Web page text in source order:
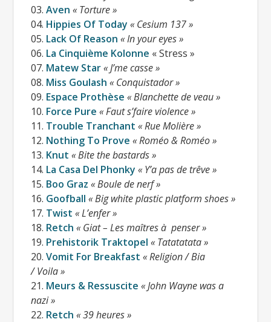
cette compilation et ses
nombreuses pépites est à présent
introuvable.
03. Aven « Torture »
04. Hippies Of Today « Cesium 137 »
05. Lack Of Reason « In your eyes »
06. La Cinquième Kolonne « Stress »
07. Matew Star« J’me casse »
08. Miss Goulash « Conquistador »
09. Espace Prothèse « Blanchette de veau »
10. Force Pure « Faut s’faire violence »
11. Trouble Tranchant « Rue Molière »
12. Nothing To Prove « Roméo & Roméo »
13. Knut « Bite the bastards »
14. La Casa Del Phonky « Y’a pas de trêve »
15. Boo Graz « Boule de nerf »
16. Goofball « Big white plastic platform shoes »
17. Twist « L’enfer »
18. Retch « Giat – Les maîtres à penser »
19. Prehistorik Traktopel « Tatatatata »
20. Vomit For Breakfast « Religion / Bia
/ Voila »
21. Meurs & Ressuscite « John Wayne was a
nazi »
22. Retch « 39 heures »